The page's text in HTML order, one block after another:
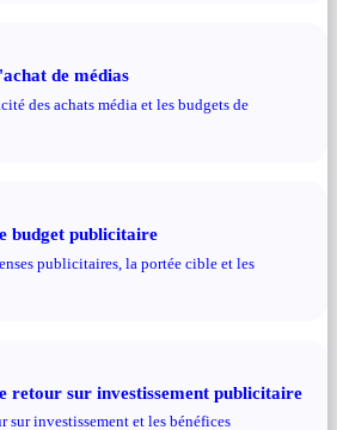
de médias
des achats média et les budgets de
budget publicitaire
publicitaires, la portée cible et les
retour sur investissement publicitaire
sur investissement et les bénéfices